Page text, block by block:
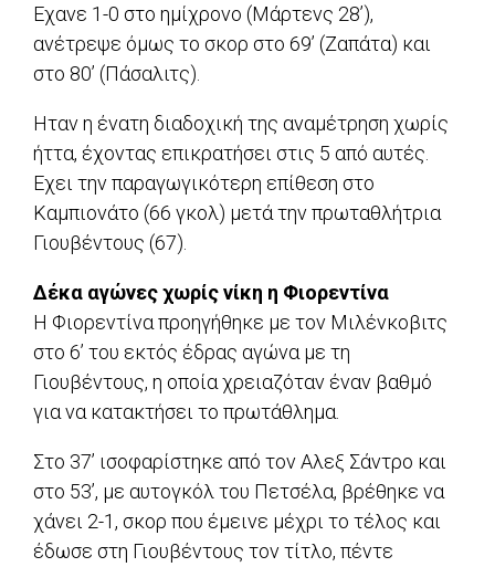
Εχανε 1-0 στο ημίχρονο (Μάρτενς 28’),
ανέτρεψε όμως το σκορ στο 69’ (Ζαπάτα) και
στο 80’ (Πάσαλιτς).
Ηταν η ένατη διαδοχική της αναμέτρηση χωρίς
ήττα, έχοντας επικρατήσει στις 5 από αυτές.
Εχει την παραγωγικότερη επίθεση στο
Καμπιονάτο (66 γκολ) μετά την πρωταθλήτρια
Γιουβέντους (67).
Δέκα αγώνες χωρίς νίκη η Φιορεντίνα
Η Φιορεντίνα προηγήθηκε με τον Μιλένκοβιτς
στο 6’ του εκτός έδρας αγώνα με τη
Γιουβέντους, η οποία χρειαζόταν έναν βαθμό
για να κατακτήσει το πρωτάθλημα.
Στο 37’ ισοφαρίστηκε από τον Αλεξ Σάντρο και
στο 53’, με αυτογκόλ του Πετσέλα, βρέθηκε να
χάνει 2-1, σκορ που έμεινε μέχρι το τέλος και
έδωσε στη Γιουβέντους τον τίτλο, πέντε